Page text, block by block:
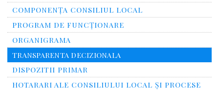
COMPONENȚA CONSILIUL LOCAL
PROGRAM DE FUNCȚIONARE
ORGANIGRAMA
TRANSPARENTA DECIZIONALA
DISPOZITII PRIMAR
HOTARARI ALE CONSILIULUI LOCAL ȘI PROCESE